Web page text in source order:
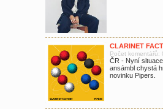
CLARINET
Počet komentářů:
ČR - Nyní
ansámbl chystá
novinku Pipers.